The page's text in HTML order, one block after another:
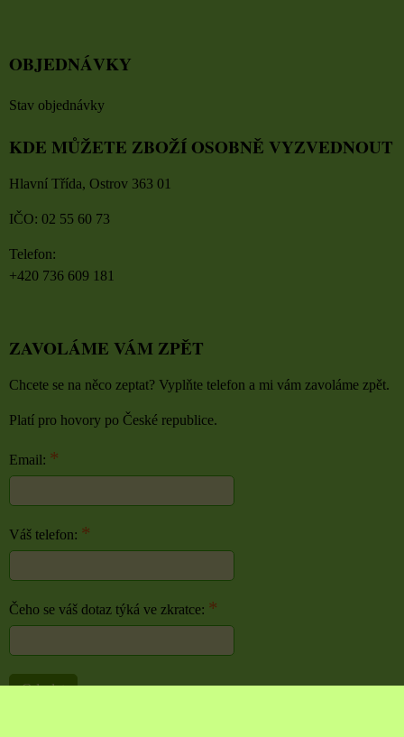
OBJEDNÁVKY
Stav objednávky
KDE MŮŽETE ZBOŽÍ OSOBNĚ VYZVEDNOUT
Hlavní Třída, Ostrov 363 01
IČO: 02 55 60 73
Telefon:
+420 736 609 181
ZAVOLÁME VÁM ZPĚT
Chcete se na něco zeptat? Vyplňte telefon a mi vám zavoláme zpět.
Platí pro hovory po České republice.
Email: *
Váš telefon: *
Čeho se váš dotaz týká ve zkratce: *
Odeslat